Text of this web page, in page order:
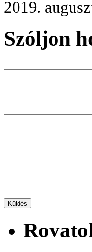
2019.
Szóljon